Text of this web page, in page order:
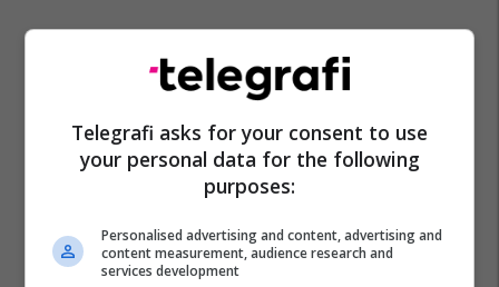
Telegrafi asks for your consent to use
your personal data for the following
purposes:
Personalised advertising and content, advertising and
content measurement, audience research and
services development